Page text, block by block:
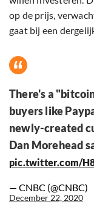
op de prijs,
gaat bij een
There's a
buyers like
newly-created
Dan Morehead
pic.twitter.com/
— CNBC (@CNBC)
December 22, 2020